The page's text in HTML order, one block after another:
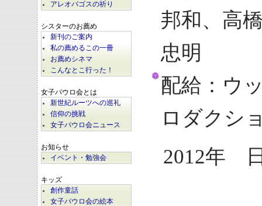
アレオパゴスの祈り
シスターのお薦め
新刊のご案内
私の薦めるこの一冊
お薦めシネマ
こんなとこ行った！
女子パウロ会とは
新世紀ルーツへの巡礼
信仰の挑戦
女子パウロ会ニュース
お知らせ
イベント・勉強会
キッズ
創作童話
女子パウロ会の絵本
邦和、高
忠明
配給：ウ
ロダクシ
2012年